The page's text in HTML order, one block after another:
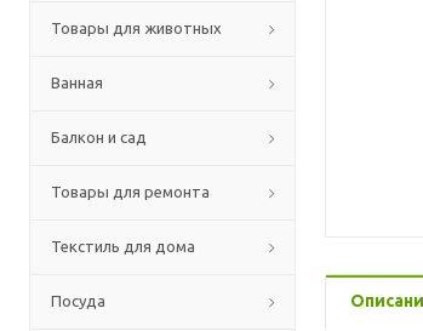
Товары для животных
Ванная
Балкон и сад
Товары для ремонта
Текстиль для дома
Посуда